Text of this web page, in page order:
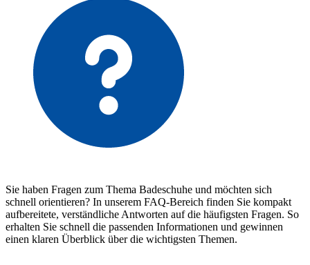
Sie haben Fragen zum Thema Badeschuhe und möchten sich
schnell orientieren? In unserem FAQ-Bereich finden Sie kompakt
aufbereitete, verständliche Antworten auf die häufigsten Fragen. So
erhalten Sie schnell die passenden Informationen und gewinnen
einen klaren Überblick über die wichtigsten Themen.